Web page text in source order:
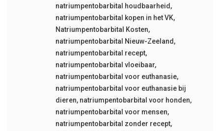
natriumpentobarbital houdbaarheid ,
natriumpentobarbital kopen in het VK,
Natriumpentobarbital Kosten,
natriumpentobarbital Nieuw-Zeeland ,
natriumpentobarbital recept,
natriumpentobarbital vloeibaar,
natriumpentobarbital voor euthanasie,
natriumpentobarbital voor euthanasie bij
dieren, natriumpentobarbital voor honden,
natriumpentobarbital voor mensen,
natriumpentobarbital zonder recept,